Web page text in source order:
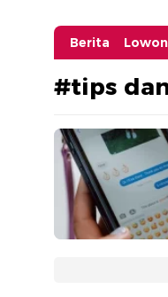
Berita
#tips